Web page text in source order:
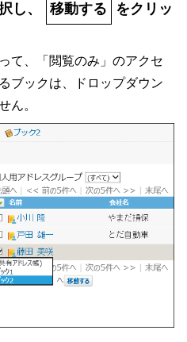
し、
移動する
をクリッ
て、「閲覧のみ」のアクセ
ブックは、ドロップダウン
ん。